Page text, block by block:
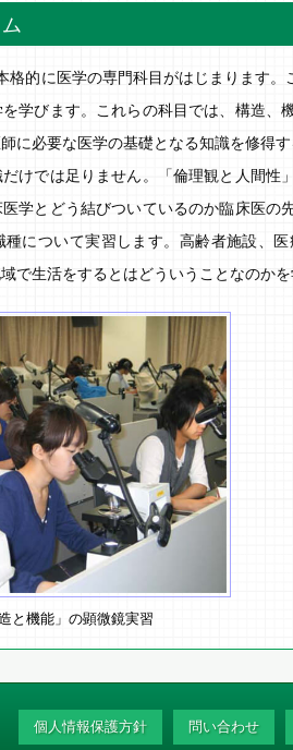
格的に医学の専門科目がはじまります
学びます。これらの科目では、構造
に必要な医学の基礎となる知識を修得す
けでは足りません。「倫理観と人間
学とどう結びついているのか臨床医
について実習します。高齢者施設、
で生活をするとはどういうことなのかを
と機能」の顕微鏡実習
問い合わせ
個人情報保護方針